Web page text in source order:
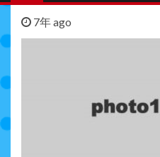
7年 ago